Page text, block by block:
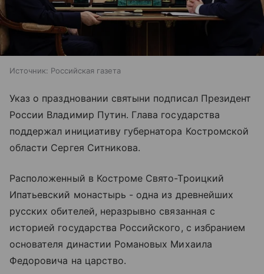
Источник: Российская газета
Указ о праздновании святыни подписал Президент
России Владимир Путин. Глава государства
поддержал инициативу губернатора Костромской
области Сергея Ситникова.
Расположенный в Костроме Свято-Троицкий
Ипатьевский монастырь - одна из древнейших
русских обителей, неразрывно связанная с
историей государства Российского, с избранием
основателя династии Романовых Михаила
Федоровича на царство.